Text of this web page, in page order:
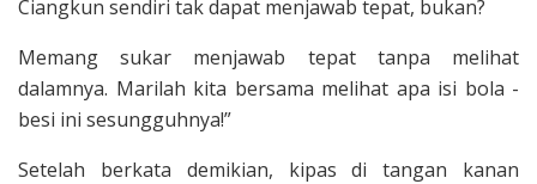
Ciangkun sendiri tak dapat menjawab tepat, bukan?
Memang sukar menjawab tepat tanpa melihat
dalamnya. Marilah kita bersama melihat apa isi bola -
besi ini sesungguhnya!”
Setelah berkata demikian, kipas di tangan kanan